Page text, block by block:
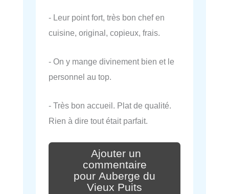
- Leur point fort, très bon chef en
cuisine, original, copieux, frais.
- On y mange divinement bien et le
personnel au top.
- Très bon accueil. Plat de qualité.
Rien à dire tout était parfait.
Ajouter un
commentaire
pour Auberge du
Vieux Puits